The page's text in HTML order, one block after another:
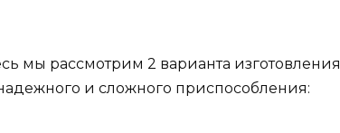
мы рассмотрим 2 варианта изготовления
и сложного приспособления: